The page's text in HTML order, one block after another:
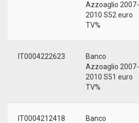
Azzoaglio 2007-
2010 S52 euro
TV%
IT0004222623
Banco
Azzoaglio 2007-
2010 S51 euro
TV%
IT0004212418
Banco